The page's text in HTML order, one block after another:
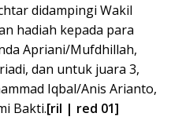
didampingi Wakil
hadiah kepada para
Apriani/Mufdhillah,
dan untuk juara 3,
Iqbal/Anis Arianto,
Bakti.[ril | red 01]